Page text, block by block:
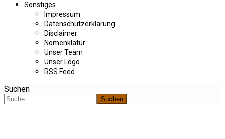
Sonstiges
Impressum
Datenschutzerklärung
Disclaimer
Nomenklatur
Unser Team
Unser Logo
RSS Feed
Suchen
Suchen